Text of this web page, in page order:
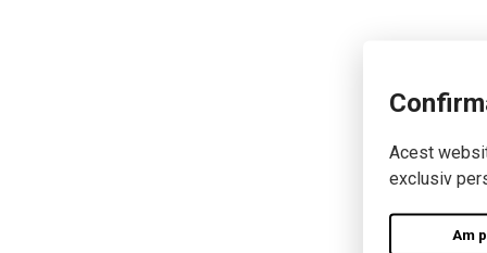
Acest
exclusiv
Am